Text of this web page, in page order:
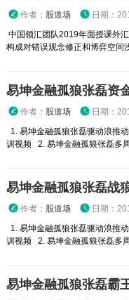
作者： 股道场 日期：
中国领汇团队2019年面授课外
构成对错误观念修正和博弈空间
作者： 股道场 日期：
1. 易坤金融孤狼张磊驱动浪推
训视频 2. 易坤金融孤狼张磊多
作者： 股道场 日期：
1. 易坤金融孤狼张磊驱动浪推
训视频 2. 易坤金融孤狼张磊多